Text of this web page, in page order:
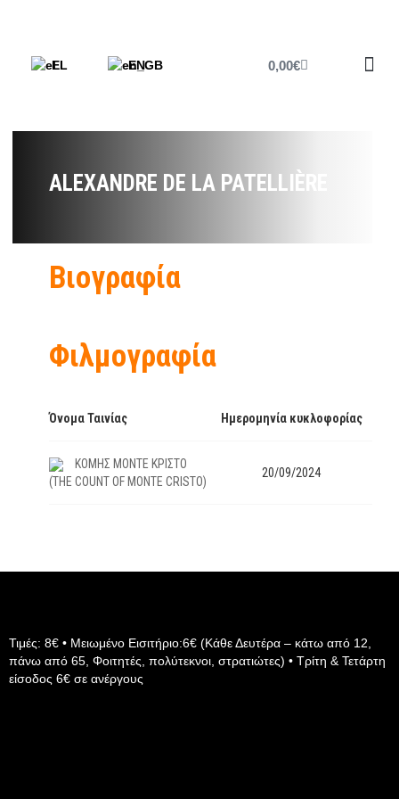
EL EN 0,00€
ALEXANDRE DE LA PATELLIÈRE
Βιογραφία
Φιλμογραφία
Όνομα Ταινίας Ημερομηνία κυκλοφορίας
ΚΟΜΗΣ ΜΟΝΤΕ ΚΡΙΣΤΟ
(THE COUNT OF MONTE CRISTO)
20/09/2024
Τιμές: 8€ • Μειωμένο Εισιτήριο:6€ (Κάθε Δευτέρα – κάτω από 12,
πάνω από 65, Φοιτητές, πολύτεκνοι, στρατιώτες) • Τρίτη & Τετάρτη
είσοδος 6€ σε ανέργους